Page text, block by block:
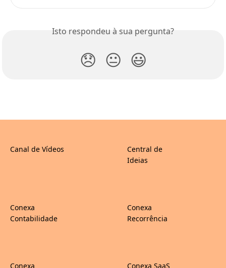
Isto respondeu à sua pergunta?
😞 😐 😃
Canal de Vídeos
Central de
Ideias
Conexa
Contabilidade
Conexa
Recorrência
Conexa Conexa SaaS